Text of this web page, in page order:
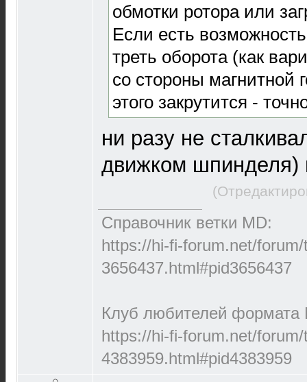
обмотки ротора или
Если есть
треть оборота (как
со стороны магнитной
этого закрутится -
ни разу не
движком
Справочник ветки MD:
https://hi-fi-forum.net/
3656437.html#pid3656437
Клуб любителей формата
https://hi-fi-forum.net/
4383959.html#pid4383959